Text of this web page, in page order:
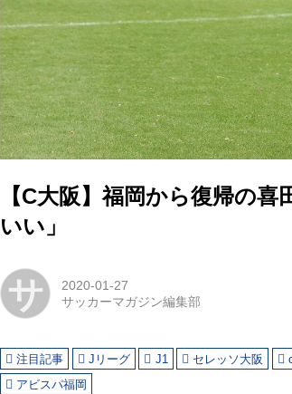
【C大阪】福岡から復帰の
いい」
サ
2020-01-27
サッカーマガジン編集部
注目記事 Jリーグ J1 セレッソ大阪
アビスパ福岡